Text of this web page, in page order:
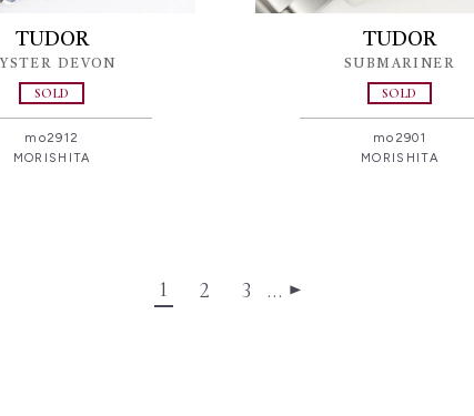
TUDOR
DEVON
SOLD
mo2912
MORISHITA
TUDOR
SUBMARINER
SOLD
mo2901
MORISHITA
1 2 3 … ▶